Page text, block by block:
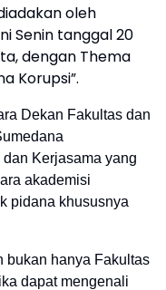
oleh
Senin tanggal 20
dengan Thema
Korupsi”.
Dekan Fakultas dan
Kerjasama yang
akademisi
pidana khususnya
bukan hanya Fakultas
dapat mengenali